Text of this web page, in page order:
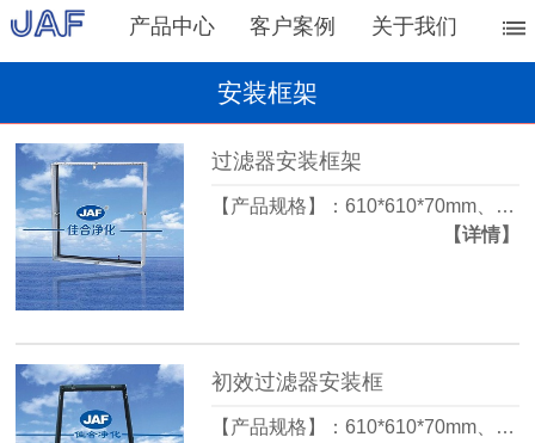
产品中心 客户案例 关于我们
安装框架
过滤器安装框架
【产品规格】：610*610*70mm、…
【详情】
初效过滤器安装框
【产品规格】：610*610*70mm、…